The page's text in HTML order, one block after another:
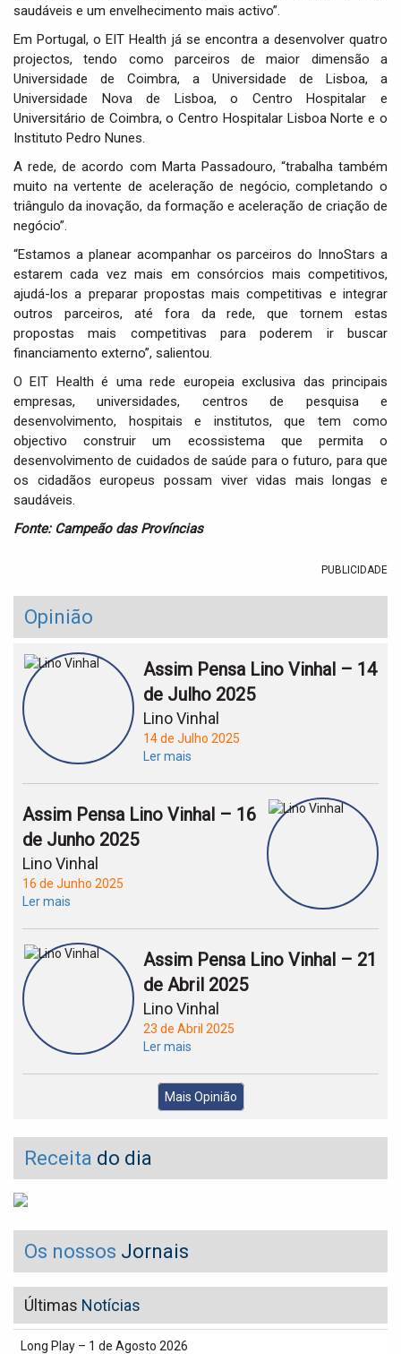
saudáveis e um envelhecimento mais activo”.
Em Portugal, o EIT Health já se encontra a desenvolver quatro
projectos, tendo como parceiros de maior dimensão a
Universidade de Coimbra, a Universidade de Lisboa, a
Universidade Nova de Lisboa, o Centro Hospitalar e
Universitário de Coimbra, o Centro Hospitalar Lisboa Norte e o
Instituto Pedro Nunes.
A rede, de acordo com Marta Passadouro, “trabalha também
muito na vertente de aceleração de negócio, completando o
triângulo da inovação, da formação e aceleração de criação de
negócio”.
“Estamos a planear acompanhar os parceiros do InnoStars a
estarem cada vez mais em consórcios mais competitivos,
ajudá-los a preparar propostas mais competitivas e integrar
outros parceiros, até fora da rede, que tornem estas
propostas mais competitivas para poderem ir buscar
financiamento externo”, salientou.
O EIT Health é uma rede europeia exclusiva das principais
empresas, universidades, centros de pesquisa e
desenvolvimento, hospitais e institutos, que tem como
objectivo construir um ecossistema que permita o
desenvolvimento de cuidados de saúde para o futuro, para que
os cidadãos europeus possam viver vidas mais longas e
saudáveis.
Fonte: Campeão das Províncias
PUBLICIDADE
Opinião
Assim Pensa Lino Vinhal – 14
de Julho 2025
Lino Vinhal
14 de Julho 2025
Ler mais
Assim Pensa Lino Vinhal – 16
de Junho 2025
Lino Vinhal
16 de Junho 2025
Ler mais
Assim Pensa Lino Vinhal – 21
de Abril 2025
Lino Vinhal
23 de Abril 2025
Ler mais
Mais Opinião
Receita do dia
Os nossos Jornais
Últimas Notícias
Long Play – 1 de Agosto 2026